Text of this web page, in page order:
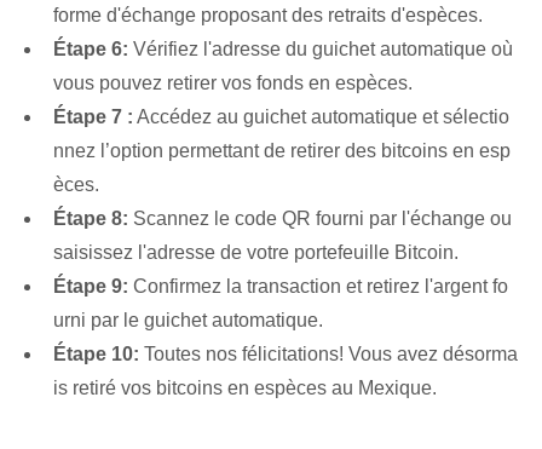
forme d'échange proposant des retraits d'espèces.
Étape 6: ⁣Vérifiez l'adresse du guichet automatique où⁤
vous pouvez retirer vos fonds en espèces.
Étape ⁢7 : Accédez au guichet automatique et sélectio
nnez l’option permettant de retirer des bitcoins en esp
èces.
Étape 8: Scannez le code QR fourni par l'échange ou
saisissez l'adresse de votre portefeuille Bitcoin.
Étape 9: Confirmez la transaction et retirez l'argent fo
urni par le guichet automatique.
Étape 10: Toutes nos félicitations! Vous avez désorma
is retiré vos bitcoins en espèces au Mexique.